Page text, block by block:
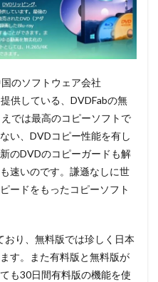
のソフトウェア会社
供している、DVDFabの無
では最高のコピーソフトで
い、DVDコピー性能を有し
のDVDのコピーガードも解
速いのです。謙遜なしに世
ードをもったコピーソフト
り、無料版では珍しく日本
す。また有料版と無料版が
も30日間有料版の機能を使